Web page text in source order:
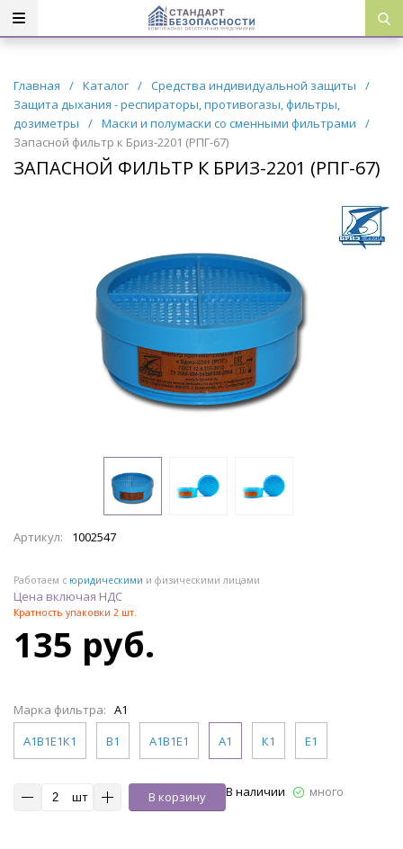
Главная / Каталог / Средства индивидуальной защиты
/
Защита дыхания - респираторы, противогазы, фильтры,
дозиметры
/ Маски и полумаски со сменными фильтрами
/
Запасной фильтр к Бриз-2201 (РПГ-67)
ЗАПАСНОЙ ФИЛЬТР К БРИЗ-2201 (РПГ-67)
Артикул: 1002547
Работаем с юридическими и физическими лицами
Цена включая НДС
Кратность упаковки 2 шт.
135 руб.
Марка фильтра: А1
А1В1Е1К1
B1 А1В1Е1 А1 К1 Е1
шт В корзину В наличии много